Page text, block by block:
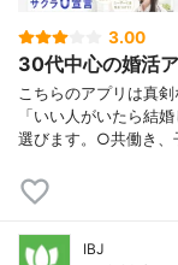
3.00
30代中心の婚活ア
こちらのアプリは真
「いい人がいたら結
選びます。○共働き、
IBJ